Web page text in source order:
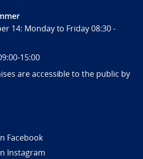
14: Monday to Friday 08:30 -
15:00
are accessible to the public by
Facebook
Instagram